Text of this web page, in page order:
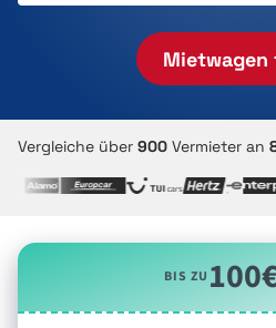
Mietwagen
Vergleiche über 900 Vermieter an
BIS ZU